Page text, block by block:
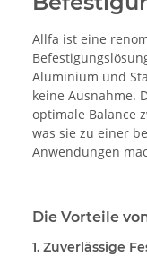
Allfa ist eine
Aluminium und
keine Ausnahme.
optimale Balance
was sie zu einer
Anwendungen
Die Vorteile
1. Zuverlässige